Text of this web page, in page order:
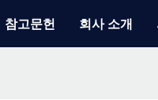
참고문헌 회사 소개